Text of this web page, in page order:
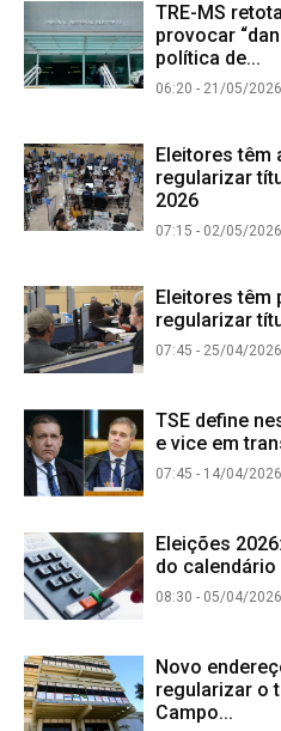
TRE-MS
provocar
política de...
06:20 - 21/05/2026
Eleitores têm
regularizar
2026
07:15 - 02/05/2026
Eleitores têm
regularizar
07:45 - 25/04/2026
TSE define
e vice em
07:45 - 14/04/2026
Eleições
do
08:30 - 05/04/2026
Novo
regularizar o
Campo...